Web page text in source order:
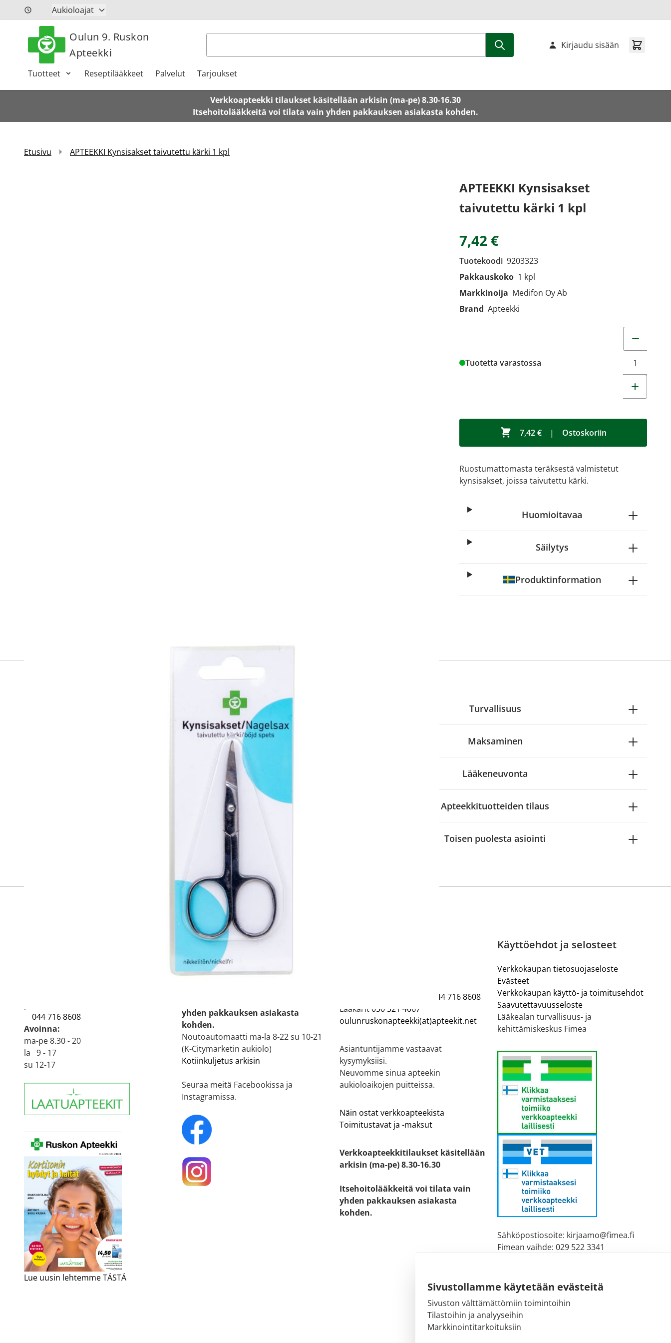
Sivustollamme käytetään evästeitä
Sivuston välttämättömiin toimintoihin
Tilastoihin ja analyyseihin
Markkinointitarkoituksiin
Siirry sisältöönAukioloajat
Oulun 9. Ruskon
Apteekki
Haku
Tuotteet Reseptilääkkeet Palvelut Tarjoukset
Kirjaudu sisään
Verkkoapteekki tilaukset käsitellään arkisin (ma-pe) 8.30-16.30
Itsehoitolääkkeitä voi tilata vain yhden pakkauksen asiakasta kohden.
Etusivu APTEEKKI Kynsisakset taivutettu kärki 1 kpl
APTEEKKI Kynsisakset
taivutettu kärki 1 kpl
7,42 €
Tuotekoodi 9203323
Pakkauskoko 1 kpl
Markkinoija Medifon Oy Ab
Brand Apteekki
Tuotetta varastossa
7,42 € | Ostoskoriin
Ruostumattomasta teräksestä valmistetut
kynsisakset, joissa taivutettu kärki.
Huomioitavaa
Säilytys
Produktinformation
Miten tilaan reseptilääkkeitä
Reseptilääkkeiden tilaaminen edellyttää voimassa olevaa reseptiä, ja voit
-palvelusta. Tilausta varten sinun pitää ensin
tunnistautua. Apteekki käsittelee tilauksesi, jonka jälkeen voit maksaa ostoksesi.
Turvallisuus
Maksaminen
Lääkeneuvonta
Apteekkituotteiden tilaus
Toisen puolesta asiointi
044 716 8608
Avoinna:
ma-pe 8.30 - 20
la 9 - 17
su 12-17
Lue uusin lehtemme TÄSTÄ
<
Verkkoapteekki
Verkkoapteekki tilaukset käsitellään
arkisin (ma-pe) 8.30-16.30
yhden pakkauksen asiakasta
kohden.
Noutoautomaatti ma-la 8-22 su 10-21
(K-Citymarketin aukiolo)
Kotiinkuljetus arkisin
Seuraa meitä Facebookissa ja
Instagramissa.
044 716 8608
Lääkärit050 321 4067
oulunruskonapteekki(at)apteekit.net
Asiantuntijamme vastaavat
kysymyksiisi.
Neuvomme sinua apteekin
aukioloaikojen puitteissa.
Näin ostat verkkoapteekista
Toimitustavat ja -maksut
Verkkoapteekkitilaukset käsitellään
arkisin (ma-pe) 8.30-16.30
Itsehoitolääkkeitä voi tilata vain
yhden pakkauksen asiakasta
kohden.
Käyttöehdot ja selosteet
Verkkokaupan tietosuojaseloste
Evästeet
Verkkokaupan käyttö- ja toimitusehdot
Saavutettavuusseloste
Lääkealan turvallisuus- ja
kehittämiskeskus Fimea
Sähköpostiosoite: kirjaamo@fimea.fi
Fimean vaihde: 029 522 3341